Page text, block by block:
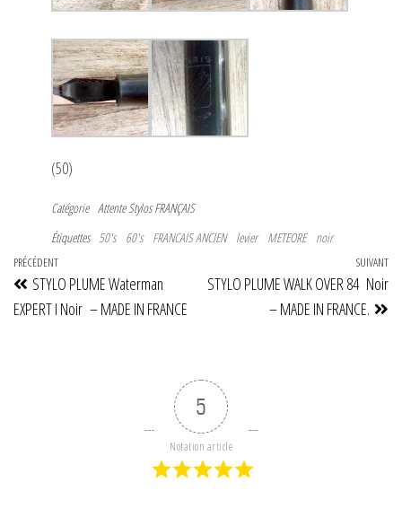
(50)
Catégorie AttenteStylos FRANÇAIS
Étiquettes 50's 60's FRANCAIS ANCIEN levier METEORE noir
Navigation
de
l’article
Article
précédent
PRÉCÉDENT
STYLO PLUME Waterman
EXPERT I Noir – MADE IN FRANCE
SUIVANT
STYLO PLUME WALK OVER 84 Noir
– MADE IN FRANCE.
5
Notation article